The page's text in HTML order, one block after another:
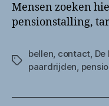
Mensen zoeken
pensionstalling,
Tags
bellen, contact, De
paardrijden,